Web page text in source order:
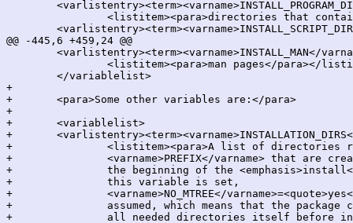
@@ -445,6 +459,24 @@
+
+	<para>Some other variables are:</para>
+
+	<variablelist>
+	<varlistentry><term><varname>INSTALLATION_DIRS</varname></term>
+		<listitem><para>A list of directories relative to
+		<varname>PREFIX</varname> that are created by pkgsrc at
+		the beginning of the <emphasis>install</emphasis> phase. If
+		this variable is set,
+		<varname>NO_MTREE</varname>=<quote>yes</quote> is
+		assumed, which means that the package claims to create
+		all needed directories itself before installing files to